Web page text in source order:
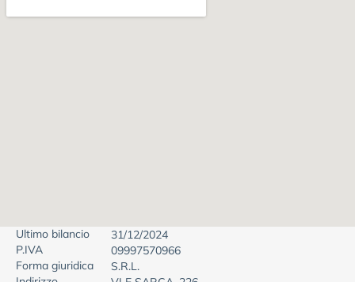
Ultimo bilancio
31/12/2024
P.IVA
09997570966
Forma giuridica
S.R.L.